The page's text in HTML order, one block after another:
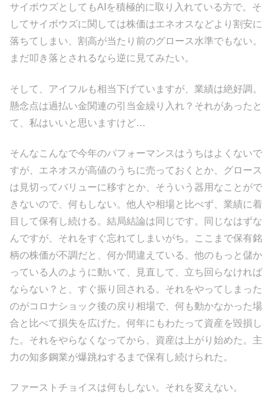
サイボウズとしてもAIを積極的に取り入れている方で。そ
してサイボウズに関しては株価はエネオスなどより割安に
落ちてしまい、割高が当たり前のグロース水準でもない。
まだ叩き落とされるなら逆に見てみたい。
そして、アイフルも相当下げていますが、業績は絶好調。
懸念点は過払い金関連の引当金繰り入れ？それがあったと
て、私はいいと思いますけど…
そんなこんなで今年のパフォーマンスはうちはよくないで
すが、エネオスが高値のうちに売っておくとか、グロース
は見切ってバリューに移すとか、そういう器用なことがで
きないので、何もしない。他人や相場と比べず、業績に着
目して保有し続ける。結局結論は同じです。同じなはずな
んですが、それをすぐ忘れてしまいがち。ここまで保有銘
柄の株価が不調だと、何か間違えている、他のもっと儲か
っている人のように動いて、見直して、立ち回らなければ
ならない？と、すぐ振り回される。それをやってしまった
のがコロナショック後の戻り相場で、何も動かなかった場
合と比べて損失を広げた。何年にもわたって資産を毀損し
た。それをやらなくなってから、資産は上がり始めた。主
力の知多鋼業が爆跳ねするまで保有し続けられた。
ファーストチョイスは何もしない。それを変えない。